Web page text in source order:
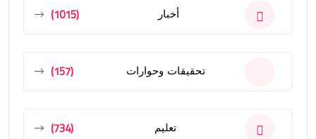
أخبار (1015)
تحقيقات وحوارات (157)
تعليم (734)